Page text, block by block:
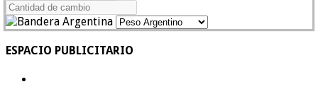
ESPACIO PUBLICITARIO